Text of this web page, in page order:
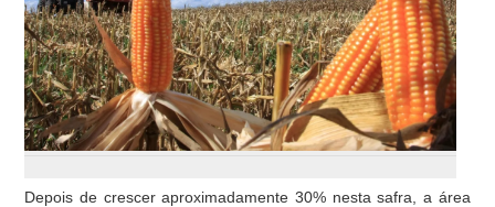
Depois de crescer aproximadamente 30% nesta safra, a área